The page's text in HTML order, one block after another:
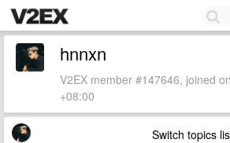
hnnxn
V2EX member #147646, joined
+08:00
Switch topics